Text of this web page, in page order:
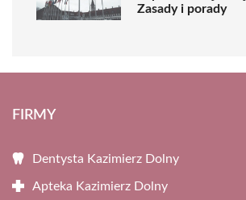
Zasady i porady
FIRMY
Dentysta Kazimierz Dolny
Apteka Kazimierz Dolny